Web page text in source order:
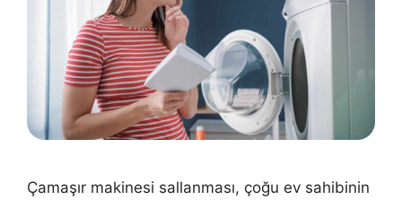
Çamaşır makinesi sallanması, çoğu ev sahibinin